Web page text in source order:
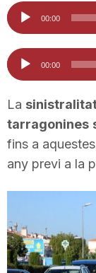
a
t
d
Reproductor
d'àudio
00:00
Reproductor
d'àudio
00:00
La
tarragonines
fins a
any previ a la